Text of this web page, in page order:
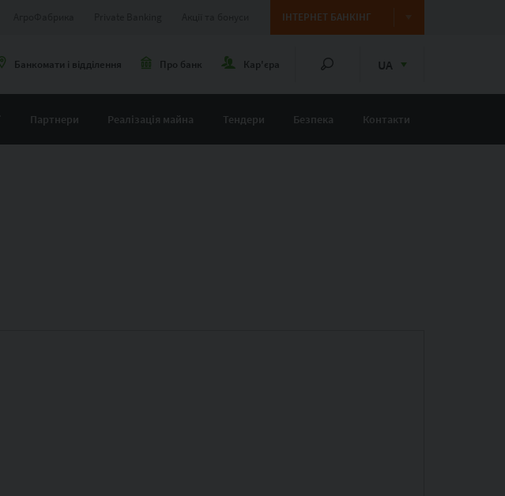
ІНТЕРНЕТ БАНКІНГ
Банкомати і відділення Про банк Кар'єра UA
Партнери Реалізація майна Тендери Безпека Контакти